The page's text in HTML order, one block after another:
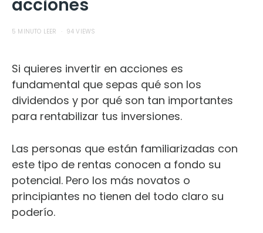
acciones
5 MINUTO LEER 94 VIEWS
Si quieres invertir en acciones es
fundamental que sepas qué son los
dividendos y por qué son tan importantes
para rentabilizar tus inversiones.
Las personas que están familiarizadas con
este tipo de rentas conocen a fondo su
potencial. Pero los más novatos o
principiantes no tienen del todo claro su
poderío.